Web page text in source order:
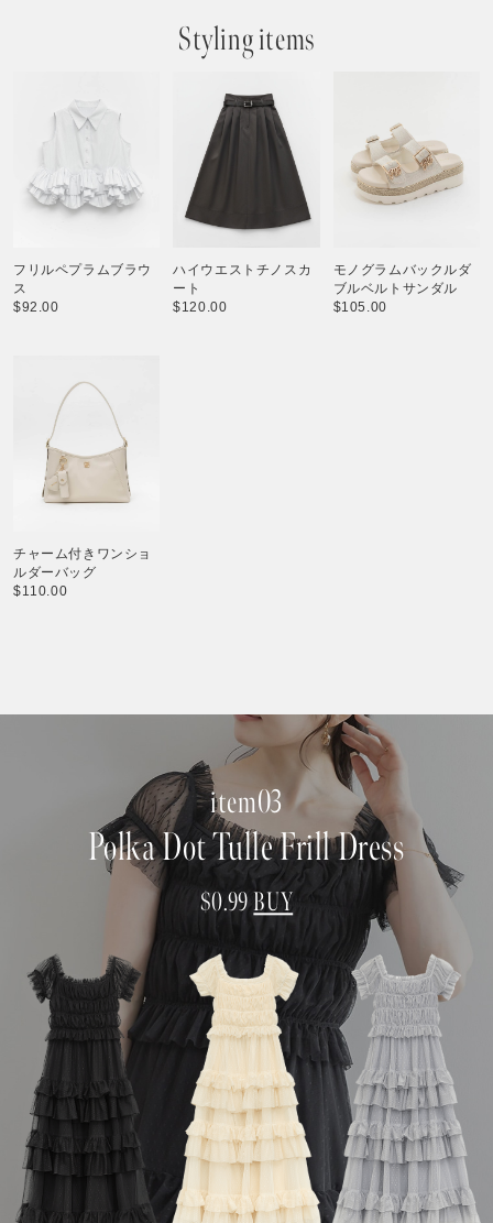
Styling items
フリルペプラムブラウ
ス
$‌92.00
ハイウエストチノスカ
ート
$‌120.00
モノグラムバックルダ
ブルベルトサンダル
$‌105.00
チャーム付きワンショ
ルダーバッグ
$‌110.00
item03
Polka Dot Tulle Frill Dress
$‌0.99BUY